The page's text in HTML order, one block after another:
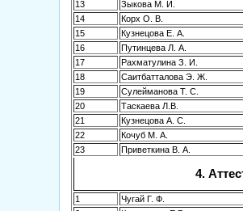
13
Зыкова М. И.
14
Корх О. В.
15
Кузнецова Е. А.
16
Путинцева Л. А.
17
Рахматулина З. И.
18
Саитбатталова Э. Ж.
19
Сулейманова Т. С.
20
Таскаева Л.В.
21
Кузнецова А. С.
22
Кочуб М. А.
23
Приветкина В. А.
4.
1
Чугай Г. Ф.